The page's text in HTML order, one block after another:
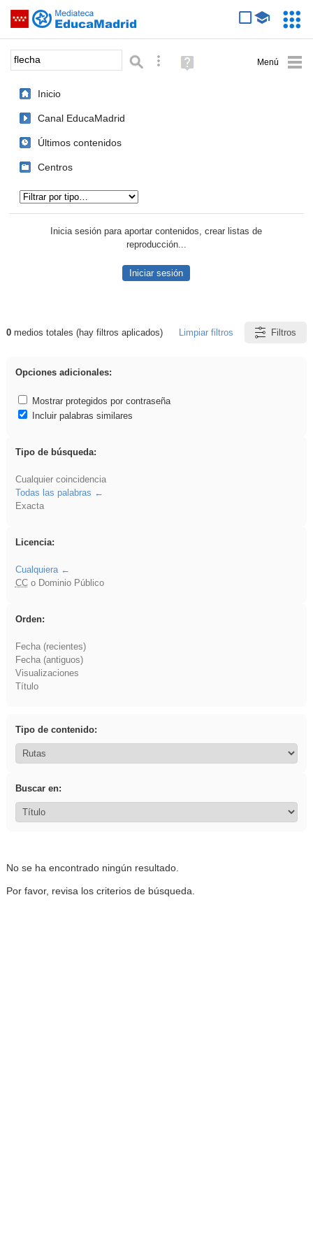
Saltar navegación
Palabra o frase: Búsqueda avanzada
Ayuda
(en
Inicio
Canal EducaMadrid
Últimos contenidos
Centros
Inicia sesión para aportar contenidos, crear listas de
reproducción...
Iniciar sesión
Resultados de: flecha
0medios totales (hay filtros aplicados) Limpiar filtros Filtros
Opciones adicionales:
Mostrar protegidos por contraseña
Incluir palabras similares
Tipo de búsqueda:
Cualquier coincidencia
Todas las palabras
Exacta
Licencia:
Cualquiera
CCo Dominio Público
Orden:
Fecha (recientes)
Fecha (antiguos)
Visualizaciones
Título
Tipo de contenido:
Buscar en:
No se ha encontrado ningún resultado.
Por favor, revisa los criterios de búsqueda.